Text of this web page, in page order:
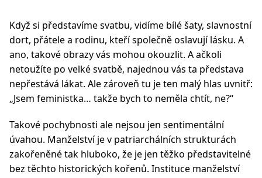
Když si představíme svatbu, vidíme bílé šaty, slavnostní
dort, přátele a rodinu, kteří společně oslavují lásku. A
ano, takové obrazy vás mohou okouzlit. A ačkoli
netoužíte po velké svatbě, najednou vás ta představa
nepřestává lákat. Ale zároveň tu je ten malý hlas uvnitř:
„Jsem feministka… takže bych to neměla chtít, ne?“
Takové pochybnosti ale nejsou jen sentimentální
úvahou. Manželství je v patriarchálních strukturách
zakořeněné tak hluboko, že je jen těžko představitelné
bez těchto historických kořenů. Instituce manželství